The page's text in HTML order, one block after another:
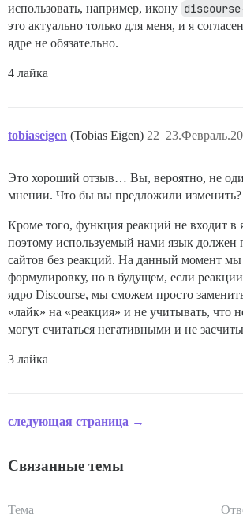
использовать, например, икону
это актуально только для меня, и я
ядре не обязательно.
4 лайка
tobiaseigen (Tobias Eigen) 22
Это хороший отзыв… Вы, вероятно, не
мнении. Что бы вы предложили изменить?
Кроме того, функция реакций не входит в
поэтому используемый нами язык должен
сайтов без реакций. На данный момент
формулировку, но в будущем, если
ядро Discourse, мы сможем просто
«лайк» на «реакция» и не учитывать, что
могут считаться негативными и не
3 лайка
следующая страница →
Связанные темы
Тема